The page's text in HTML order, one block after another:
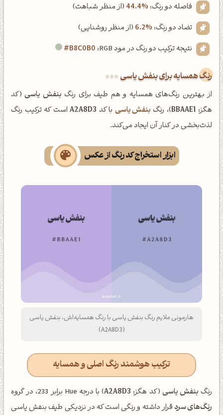
فاصله دو رنگ: 44.4% (از منظر شباهت)
تضاد دو رنگ: 6.2% (از منظر روشنایی)
نتیجه ترکیب دو رنگ در مود RGB:
#B8C0B0
رنگ همسایه برای بنفش یاسی
از بهترین رنگ‌های همسایه و هم طیف برای رنگ بنفش یاسی(کد
هگز: BBAAE1)، رنگ بنفش یاسی با کد A2A8D3 است که ترکیب رنگ
لذت‌بخشی در کنار آن ایجاد می‌کند.
ابزار استخراج کد رنگ از عکس
هارمونی ملایم رنگ بنفش یاسی با رنگ همسایه‌اش، بنفش یاسی
(A2A8D3)
ترکیب هوشمند رنگ اصلی و همسایه
رنگ بنفش یاسی (کد هگز: A2A8D3) با درجه Hue برابر 233، در گروه
رنگ‌های سرد قرار داشته و رنگی است که در نزدیکی طیف بنفش یاسی